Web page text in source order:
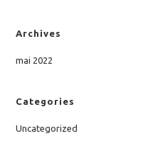
Archives
mai 2022
Categories
Uncategorized